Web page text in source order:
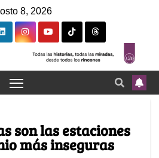
8, 2026
son las estaciones
más inseguras